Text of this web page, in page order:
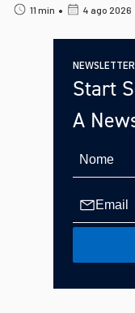
11 min • 4 ago 2026
NEWSLETTER
Start
A